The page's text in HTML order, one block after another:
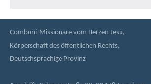
Comboni-Missionare vom Herzen Jesu,
Körperschaft des öffentlichen Rechts,
Deutschsprachige Provinz